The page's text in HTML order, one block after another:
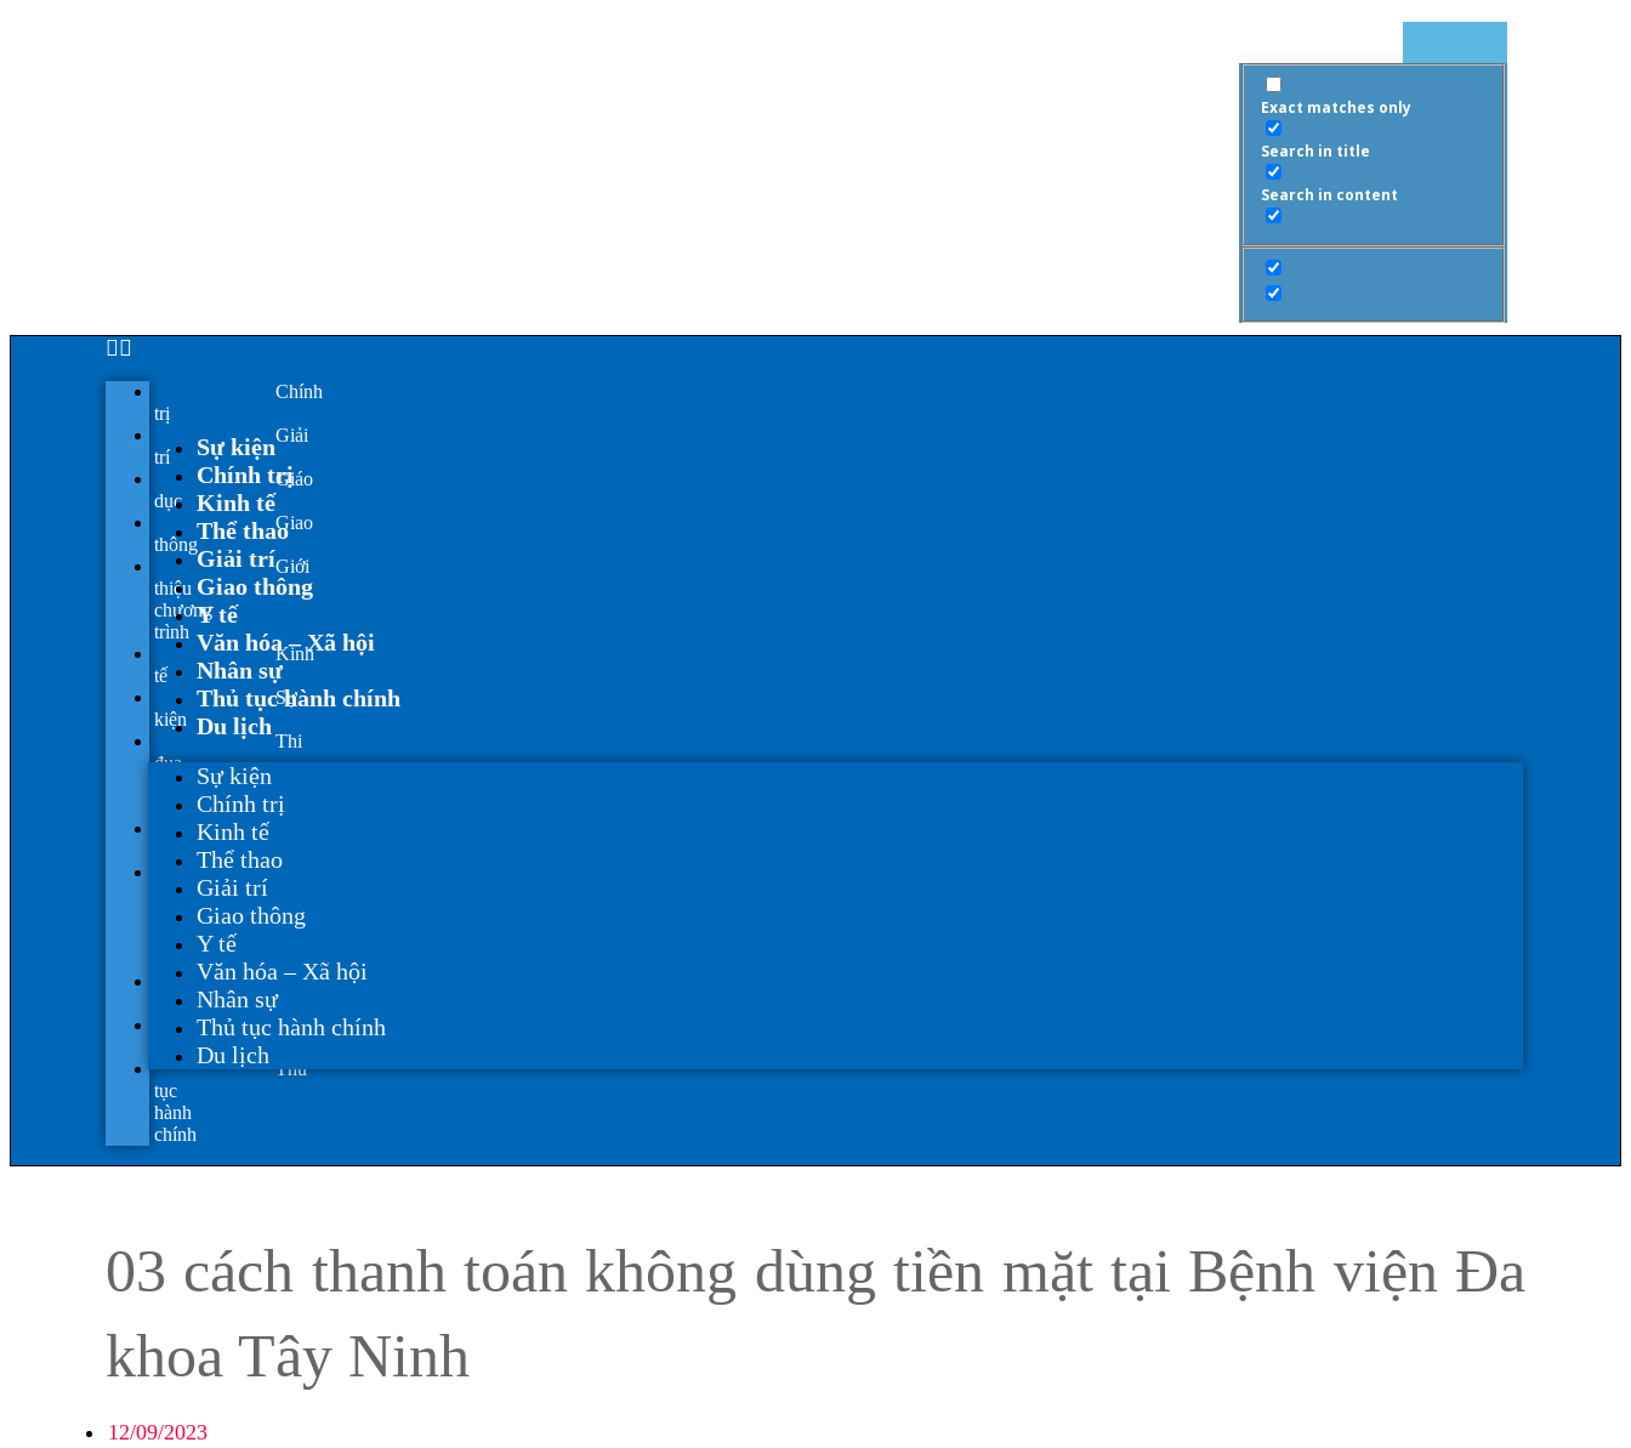
Exact matches only
Search in title
Search in content
Chính
trị
Giải
trí
Giáo
dục
Giao
thông
Giới
thiệu
chương
trình
Kinh
tế
Sự
kiện
Thi
đua
khen
thưởng
Văn
hóa
Y
Nhân
Thủ
tục
hành
chính
Sự kiện
Chính trị
Kinh tế
Thể thao
Giải trí
Giao thông
Y tế
Văn hóa – Xã hội
Nhân sự
Thủ tục hành chính
Du lịch
Sự kiện
Chính trị
Kinh tế
Thể thao
Giải trí
Giao thông
Y tế
Văn hóa – Xã hội
Nhân sự
Thủ tục hành chính
Du lịch
03 cách thanh toán không dùng tiền mặt tại Bệnh viện Đa
khoa Tây Ninh
12/09/2023